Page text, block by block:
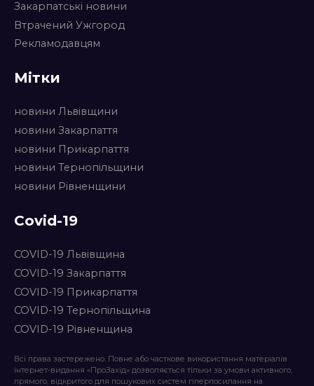
Закарпатські новини
Втрачений Ужгород
Рекламодавцям
Мітки
новини Львівщини
новини Закарпаття
новини Прикарпаття
новини Тернопільщини
новини Рівненщини
Covid-19
COVID-19 Львівщина
COVID-19 Закарпаття
COVID-19 Прикарпаття
COVID-19 Тернопільщина
COVID-19 Рівненщина
Всі права застережено. Повне або часткове використання матеріалів
інтернет-видання «ПроЗахід» дозволяється тільки за умови активного,
прямого, відкритого для пошукових систем гіперпосилання на